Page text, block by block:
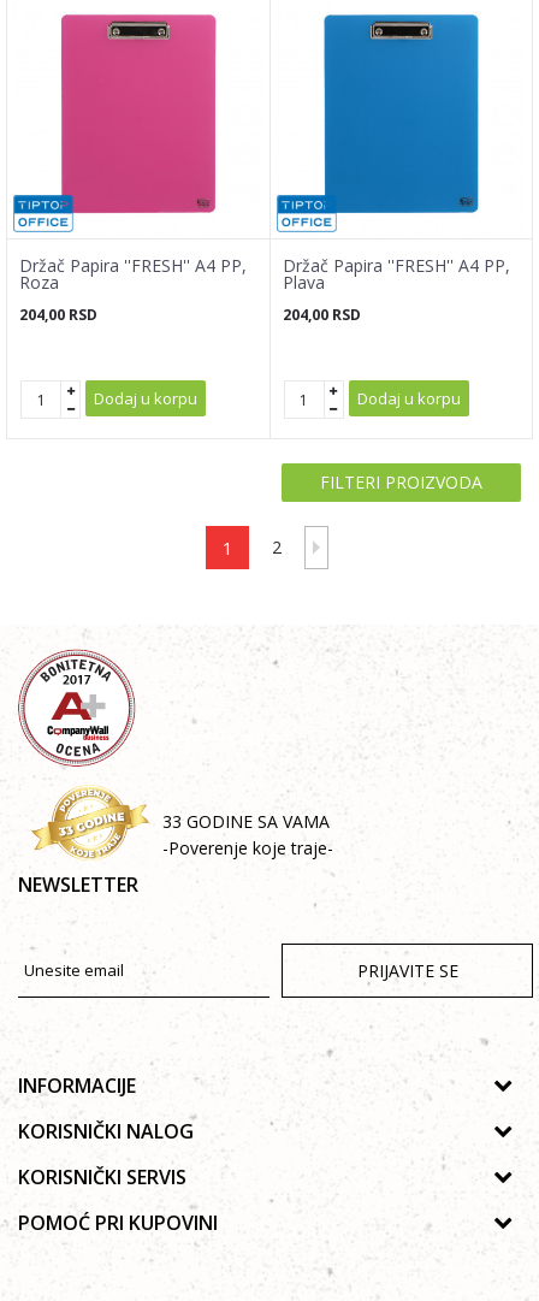
Držač Papira ''FRESH'' A4 PP,
Roza
204,00 RSD
Dodaj u korpu
Držač Papira ''FRESH'' A4 PP,
Plava
204,00 RSD
Dodaj u korpu
FILTERI PROIZVODA
1 2
33 GODINE SA VAMA
-Poverenje koje traje-
NEWSLETTER
PRIJAVITE SE
INFORMACIJE
O nama
Galerija
Saradnja
KORISNIČKI NALOG
Uputsvo za registraciju
Zaboravljena lozinka
Moja korpa
KORISNIČKI SERVIS
Politika privatnosti
Autorska prava
Uslovi korišćenja
POMOĆ PRI KUPOVINI
Kako kupiti Online
Poručivanje telefonom ili e-mailom